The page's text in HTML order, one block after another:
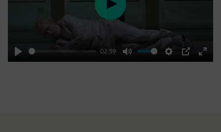
Play
02:59
Mute Settings
PIP
Enter
Play